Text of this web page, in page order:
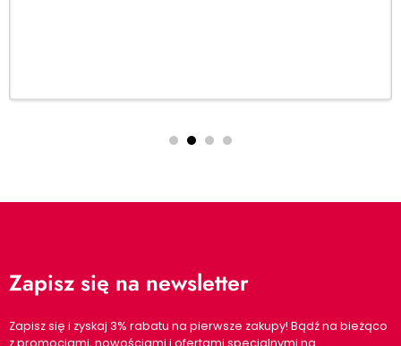
Zapisz się na newsletter
Zapisz się i zyskaj 3% rabatu na pierwsze zakupy! Bądź na bieżąco
z promocjami, nowościami i ofertami specjalnymi na